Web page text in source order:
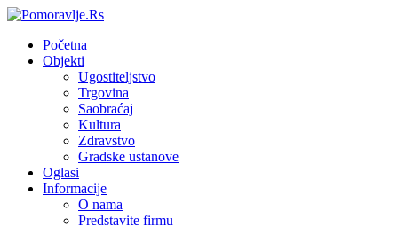
Početna
Objekti
Ugostiteljstvo
Trgovina
Saobraćaj
Kultura
Zdravstvo
Gradske ustanove
Oglasi
Informacije
O nama
Predstavite firmu